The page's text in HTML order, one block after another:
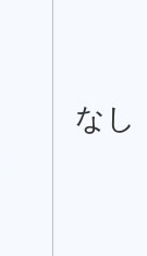
なし